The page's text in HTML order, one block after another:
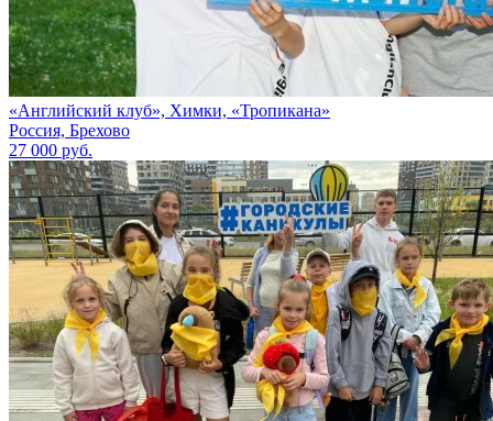
«Английский клуб», Химки, «Тропикана»
Россия, Брехово
27 000 руб.